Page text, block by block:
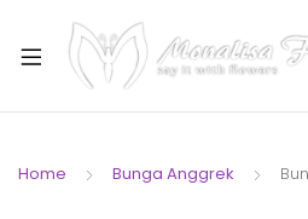
Home Bunga Anggrek